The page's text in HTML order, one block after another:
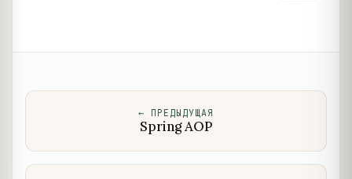
← ПРЕДЫДУЩАЯ
Spring AOP